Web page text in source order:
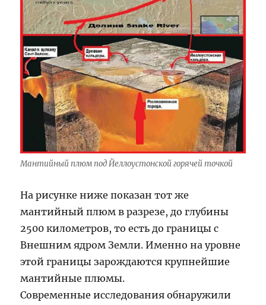
Мантийный плюм под Йеллоустонcкой горячей точкой
На рисунке ниже показан тот же
мантийный плюм в разрезе, до глубины
2500 километров, то есть до границы с
Внешним ядром Земли. Именно на уровне
этой границы зарождаются крупнейшие
мантийные плюмы.
Современные исследования обнаружили